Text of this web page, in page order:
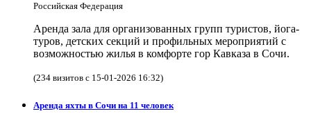
Российская Федерация
Аренда зала для организованных групп туристов, йога-
туров, детских секций и профильных мероприятий с
возможностью жилья в комфорте гор Кавказа в Сочи.
(234 визитов с 15-01-2026 16:32)
Аренда яхты в Сочи на 11 человек